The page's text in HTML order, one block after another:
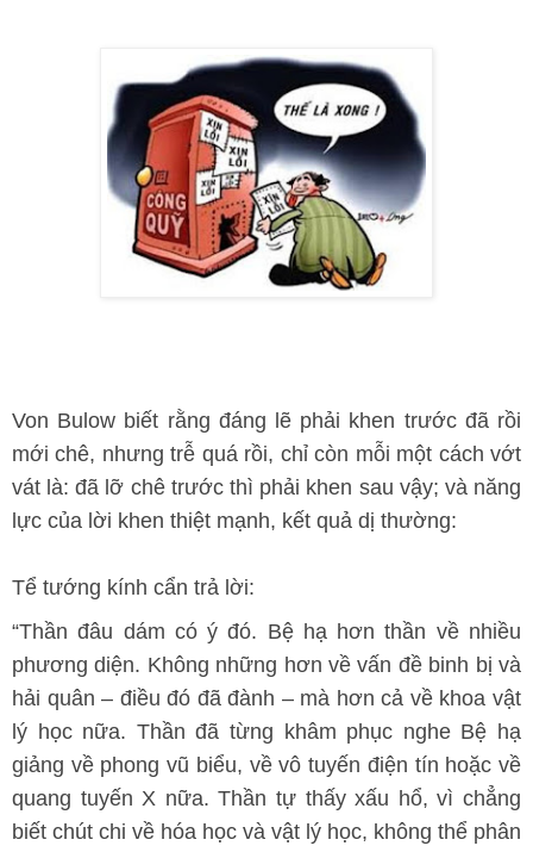
Von Bulow biết rằng đáng lẽ phải khen trước đã rồi
mới chê, nhưng trễ quá rồi, chỉ còn mỗi một cách vớt
vát là: đã lỡ chê trước thì phải khen sau vậy; và năng
lực của lời khen thiệt mạnh, kết quả dị thường:
Tể tướng kính cẩn trả lời:
“Thần đâu dám có ý đó. Bệ hạ hơn thần về nhiều
phương diện. Không những hơn về vấn đề binh bị và
hải quân – điều đó đã đành – mà hơn cả về khoa vật
lý học nữa. Thần đã từng khâm phục nghe Bệ hạ
giảng về phong vũ biểu, về vô tuyến điện tín hoặc về
quang tuyến X nữa. Thần tự thấy xấu hổ, vì chẳng
biết chút chi về hóa học và vật lý học, không thể phân